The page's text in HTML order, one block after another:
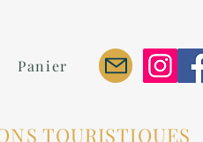
Panier
TOURISTIQUES